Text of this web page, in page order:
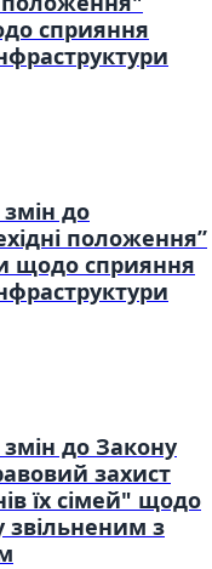
сприяння
до
положення”
щодо сприяння
до Закону
захист
їх сімей" щодо
звільненим з